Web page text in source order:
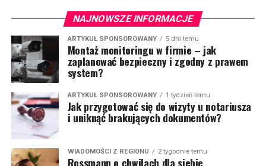
NAJNOWSZE INFORMACJE
ARTYKUŁ SPONSOROWANY 5 dni temu
Montaż monitoringu w firmie – jak
zaplanować bezpieczny i zgodny z prawem
system?
ARTYKUŁ SPONSOROWANY 1 tydzień temu
Jak przygotować się do wizyty u notariusza
i uniknąć brakujących dokumentów?
WIADOMOŚCI Z REGIONU 2 tygodnie temu
Rossmann o chwilach dla siebie